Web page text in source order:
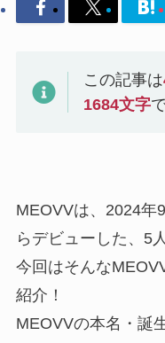
この記事は
1684文字
MEOVVは、2024年
らデビューした、5
今回はそんな
紹介！
MEOVVの本名・誕